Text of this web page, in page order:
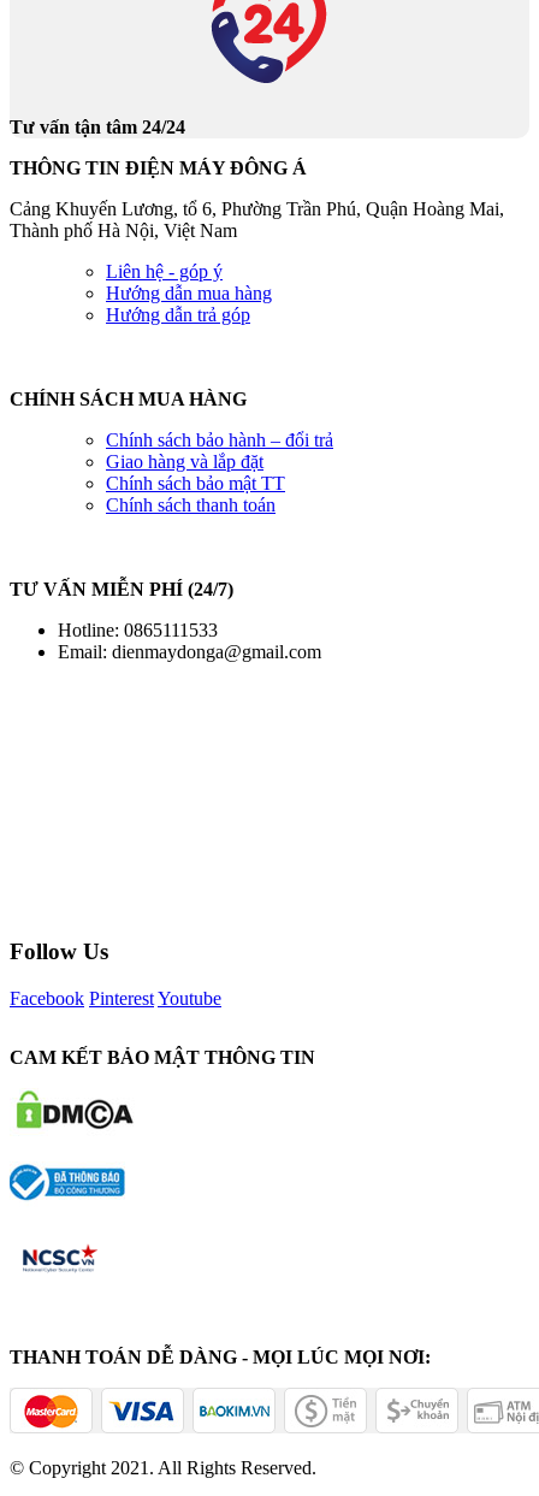
Tư vấn tận tâm 24/24
THÔNG TIN ĐIỆN MÁY ĐÔNG Á
Cảng Khuyến Lương, tổ 6, Phường Trần Phú, Quận Hoàng Mai,
Thành phố Hà Nội, Việt Nam
Liên hệ - góp ý
Hướng dẫn mua hàng
Hướng dẫn trả góp
CHÍNH SÁCH MUA HÀNG
Chính sách bảo hành – đổi trả
Giao hàng và lắp đặt
Chính sách bảo mật TT
Chính sách thanh toán
TƯ VẤN MIỄN PHÍ (24/7)
Hotline: 0865111533
Email: dienmaydonga@gmail.com
Follow Us
Facebook PinterestYoutube
CAM KẾT BẢO MẬT THÔNG TIN
THANH TOÁN DỄ DÀNG - MỌI LÚC MỌI NƠI:
© Copyright 2021. All Rights Reserved.